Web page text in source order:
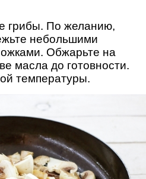
грибы. По желанию,
небольшими
Обжарьте на
масла до готовности.
температуры.